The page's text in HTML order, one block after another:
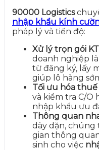
90000 Logistics
nhập khẩu kính
pháp lý và tiến độ:
Xử lý trọn gói
doanh nghiệp
từ đăng ký, lấy
giúp lô hàng
Tối ưu hóa thuế
và kiểm tra C/
nhập khẩu ưu
Thông quan
dày dặn,
gian thông
sinh cho việc